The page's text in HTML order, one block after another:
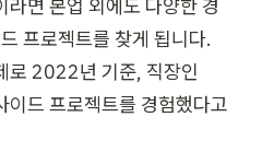
라면 본업 외에도 다양한 경
프로젝트를 찾게 됩니다.
로 2022년 기준, 직장인
드 프로젝트를 경험했다고